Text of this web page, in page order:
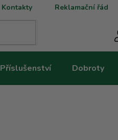
Kontakty Reklamační řád
Příslušenství Dobroty